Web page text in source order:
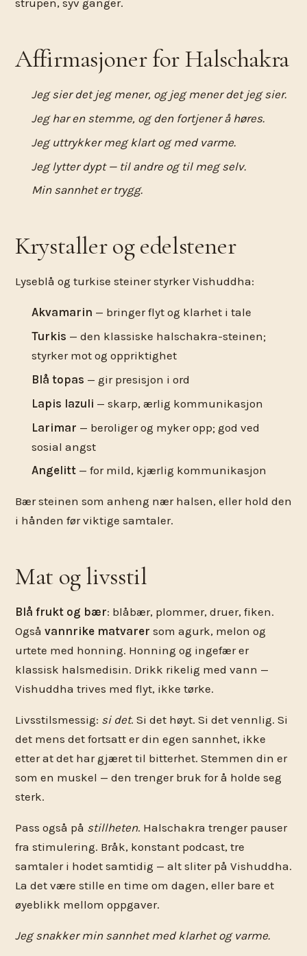
strupen, syv ganger.
Affirmasjoner for Halschakra
Jeg sier det jeg mener, og jeg mener det jeg sier.
Jeg har en stemme, og den fortjener å høres.
Jeg uttrykker meg klart og med varme.
Jeg lytter dypt — til andre og til meg selv.
Min sannhet er trygg.
Krystaller og edelstener
Lyseblå og turkise steiner styrker Vishuddha:
Akvamarin — bringer flyt og klarhet i tale
Turkis — den klassiske halschakra-steinen;
styrker mot og oppriktighet
Blå topas — gir presisjon i ord
Lapis lazuli — skarp, ærlig kommunikasjon
Larimar — beroliger og myker opp; god ved
sosial angst
Angelitt— for mild, kjærlig kommunikasjon
Bær steinen som anheng nær halsen, eller hold den
i hånden før viktige samtaler.
Mat og livsstil
Blå frukt og bær: blåbær, plommer, druer, fiken.
Også vannrike matvarer som agurk, melon og
urtete med honning. Honning og ingefær er
klassisk halsmedisin. Drikk rikelig med vann —
Vishuddha trives med flyt, ikke tørke.
Livsstilsmessig: si det. Si det høyt. Si det vennlig. Si
det mens det fortsatt er din egen sannhet, ikke
etter at det har gjæret til bitterhet. Stemmen din er
som en muskel — den trenger bruk for å holde seg
sterk.
Pass også på stillheten. Halschakra trenger pauser
fra stimulering. Bråk, konstant podcast, tre
samtaler i hodet samtidig — alt sliter på Vishuddha.
La det være stille en time om dagen, eller bare et
øyeblikk mellom oppgaver.
Jeg snakker min sannhet med klarhet og varme.